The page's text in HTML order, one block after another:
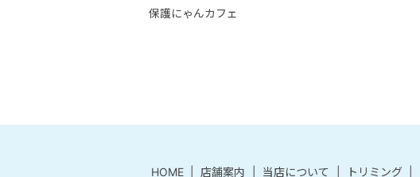
保護にゃんカフェ
HOME 店舗案内 当店について トリミング